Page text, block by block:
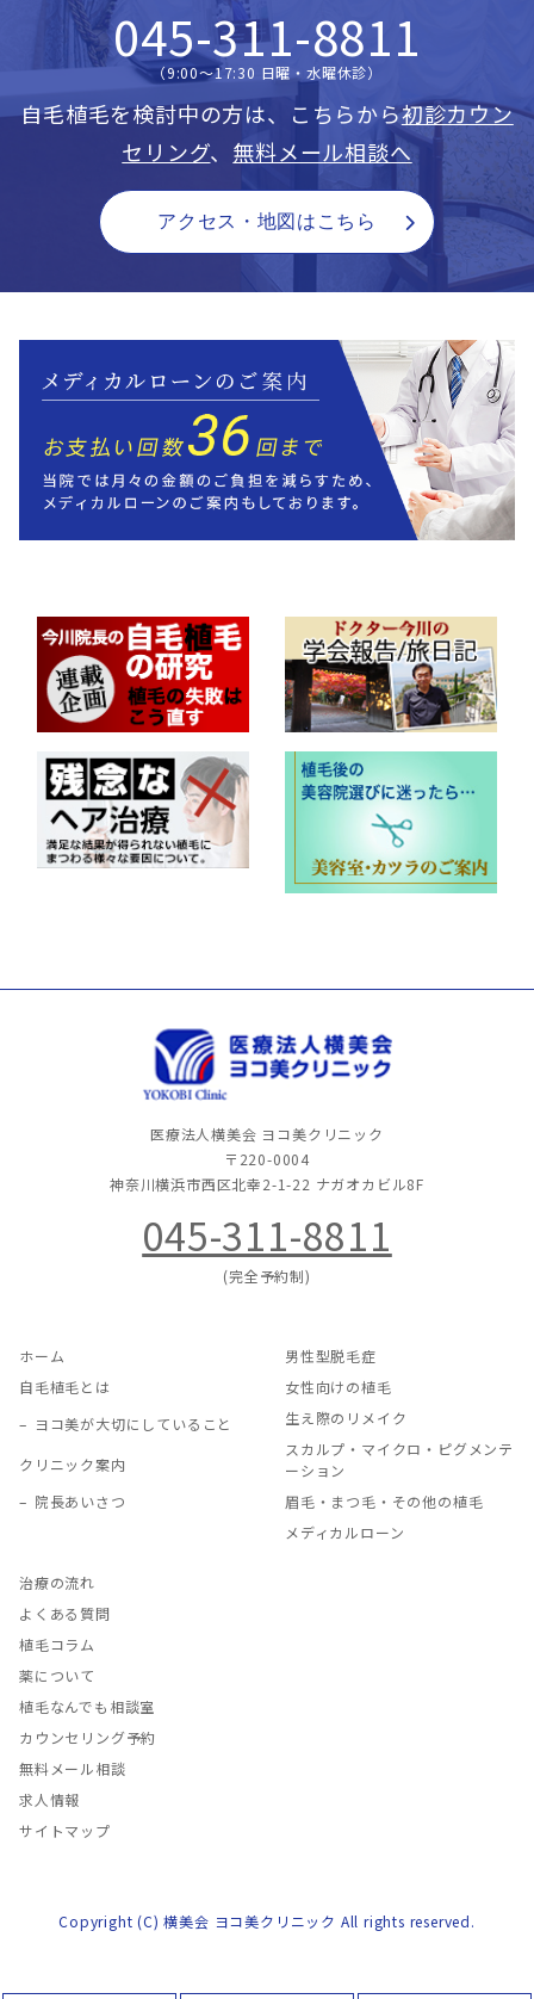
045-311-8811
（9:00〜17:30 日曜・水曜休診）
自毛植毛を検討中の方は、こちらから初診カウン
セリング、 無料メール相談へ
アクセス・地図はこちら
医療法人横美会 ヨコ美クリニック
〒220-0004
神奈川横浜市西区北幸2-1-22 ナガオカビル8F
045-311-8811
(完全予約制)
ホーム
自毛植毛とは
ヨコ美が大切にしていること
クリニック案内
院長あいさつ
男性型脱毛症
女性向けの植毛
生え際のリメイク
スカルプ・マイクロ・ピグメンテ
ーション
眉毛・まつ毛・その他の植毛
メディカルローン
治療の流れ
よくある質問
植毛コラム
薬について
植毛なんでも相談室
カウンセリング予約
無料メール相談
求人情報
サイトマップ
Copyright (C) 横美会 ヨコ美クリニック All rights reserved.